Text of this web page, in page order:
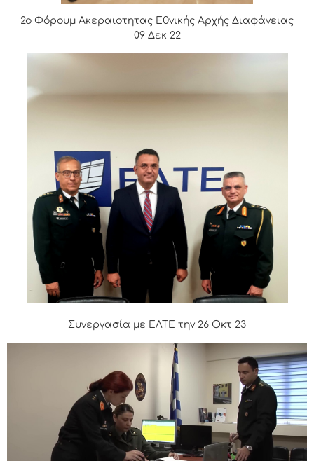
2ο Φόρουμ Ακεραιοτητας Εθνικής Αρχής Διαφάνειας
09 Δεκ 22
Συνεργασία με ΕΛΤΕ την 26 Οκτ 23